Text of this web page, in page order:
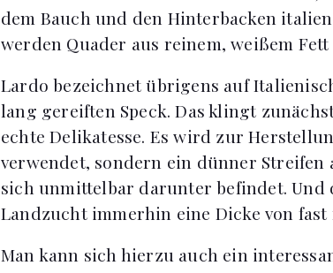
dem Bauch und den Hinterbacken
werden Quader aus reinem, weißem
Lardo bezeichnet übrigens auf
lang gereiften Speck. Das klingt
echte Delikatesse. Es wird zur
verwendet, sondern ein dünner Streifen
sich unmittelbar darunter befindet. Und
Landzucht immerhin eine Dicke von
Man kann sich hierzu auch ein